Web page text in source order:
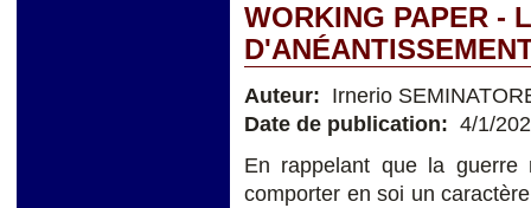
WORKING PAPER -
Auteur: Irnerio
Date de publication: 4/1/
En rappelant que la
comporter en soi un